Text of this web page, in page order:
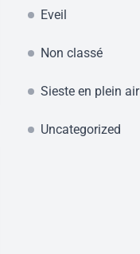
Eveil
Non classé
Sieste en plein air
Uncategorized